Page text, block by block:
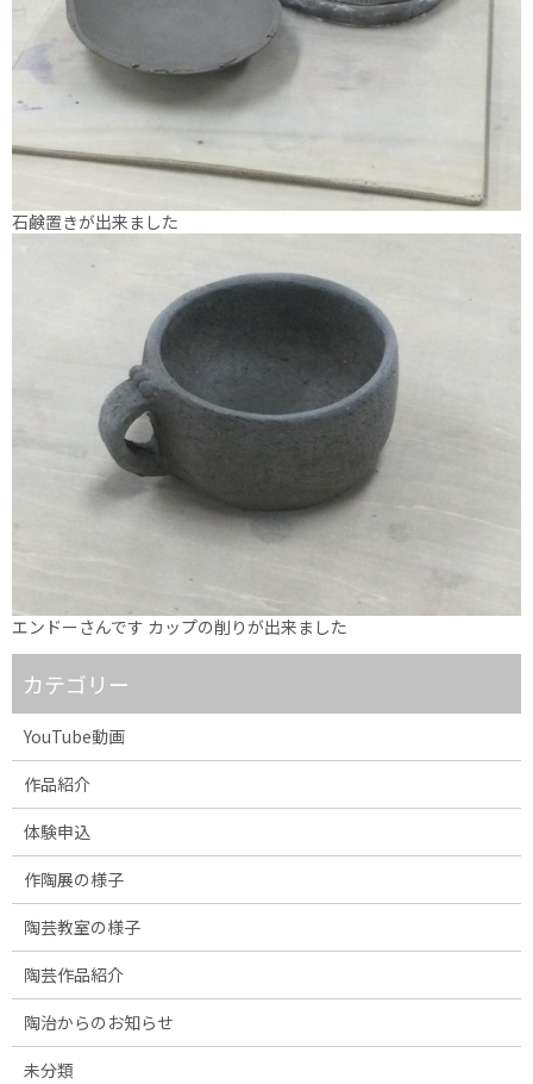
石鹸置きが出来ました
エンドーさんです カップの削りが出来ました
カテゴリー
YouTube動画
作品紹介
体験申込
作陶展の様子
陶芸教室の様子
陶芸作品紹介
陶治からのお知らせ
未分類